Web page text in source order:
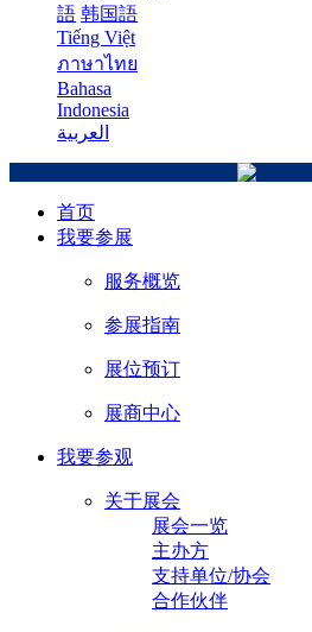
語 韩国語
Tiếng Việt
ภาษาไทย
Bahasa
Indonesia
العربية
首页
我要参展
服务概览
参展指南
展位预订
展商中心
我要参观
关于展会
展会一览
主办方
支持单位/协会
合作伙伴